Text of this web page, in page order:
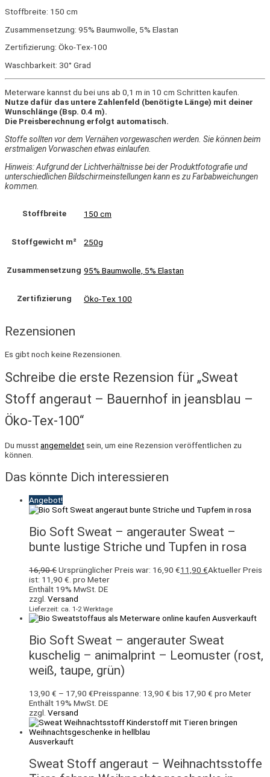
Stoffbreite: 150 cm
Zusammensetzung: 95% Baumwolle, 5% Elastan
Zertifizierung: Öko-Tex-100
Waschbarkeit: 30° Grad
Meterware kannst du bei uns ab 0,1 m in 10 cm Schritten kaufen.
Nutze dafür das untere Zahlenfeld (benötigte Länge) mit deiner
Wunschlänge (Bsp. 0.4 m).
Die Preisberechnung erfolgt automatisch.
Stoffe sollten vor dem Vernähen vorgewaschen werden. Sie können beim
erstmaligen Vorwaschen etwas einlaufen.
Hinweis: Aufgrund der Lichtverhältnisse bei der Produktfotografie und
unterschiedlichen Bildschirmeinstellungen kann es zu Farbabweichungen
kommen.
Stoffbreite 150 cm
Stoffgewicht m² 250g
Zusammensetzung 95% Baumwolle, 5% Elastan
Zertifizierung Öko-Tex 100
Rezensionen
Es gibt noch keine Rezensionen.
Schreibe die erste Rezension für „Sweat
Stoff angeraut – Bauernhof in jeansblau –
Öko-Tex-100“
Du musstangemeldet sein, um eine Rezension veröffentlichen zu
können.
Das könnte Dich interessieren
Angebot!
Bio Soft Sweat – angerauter Sweat –
bunte lustige Striche und Tupfen in rosa
16,90€Ursprünglicher Preis war: 16,90 €11,90 €Aktueller Preis
ist: 11,90 €. pro Meter
Enthält 19% MwSt. DE
zzgl. Versand
Lieferzeit: ca. 1-2 Werktage
Ausverkauft
Bio Soft Sweat – angerauter Sweat
kuschelig – animalprint – Leomuster (rost,
weiß, taupe, grün)
13,90 € – 17,90 €Preisspanne: 13,90 € bis 17,90 € pro Meter
Enthält 19% MwSt. DE
zzgl. Versand
Ausverkauft
Sweat Stoff angeraut – Weihnachtsstoffe